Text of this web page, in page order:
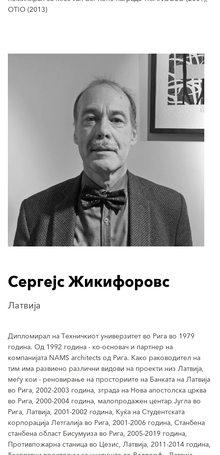
OTIO (2013)
Сергејс Жикифоровс
Латвија
Дипломирал на Техничкиот универзитет во Рига во 1979
година. Од 1992 година - ко-основач и партнер на
компанијата NAMS architects од Рига. Како раководител на
тим има развиено различни видови на проекти низ Латвија,
меѓу кои - реновирање на просториите на Банката на Латвија
во Рига, 2002-2003 година, зграда на Нова апостолска црква
во Рига, 2000-2004 година, малопродажен центар Југла во
Рига, Латвија, 2001-2002 година, Куќа на Студентската
корпорација Летгалија во Рига, 2001-2006 година, Станбена
станбена област Бисумуиза во Рига, 2005-2019 година,
Противпожарна станица во Цезис, Латвија, 2011-2014 година,